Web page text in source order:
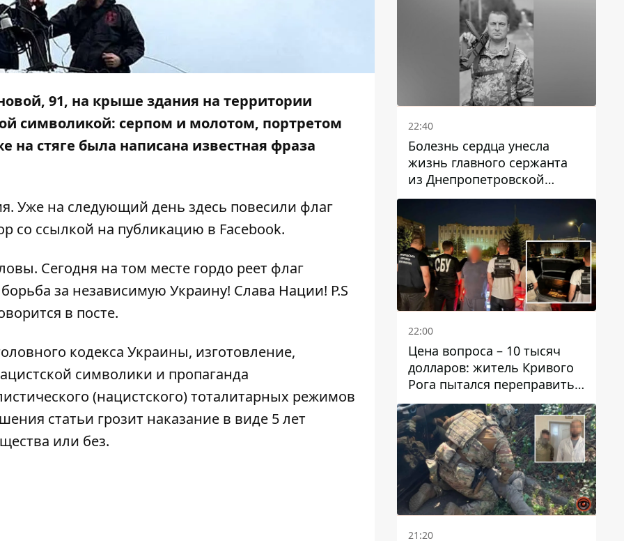
91, на крыше здания на территории
символикой: серпом и молотом, портретом
на стяге была написана известная фраза
Уже на следующий день здесь повесили флаг
со ссылкой на публикацию в Facebook.
Сегодня на том месте гордо реет флаг
за независимую Украину! Слава Нации! P.S
в посте.
кодекса Украины, изготовление,
символики и пропаганда
(нацистского) тоталитарных режимов
статьи грозит наказание в виде 5 лет
или без.
22:40
Болезнь сердца унесла
жизнь главного сержанта
из Днепропетровской
области Юрия Свистуна
22:00
Цена вопроса – 10 тысяч
долларов: житель Кривого
Рога пытался переправить
мужчину в Словакию
21:20